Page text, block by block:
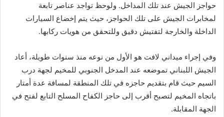
حواجز الجيش عند تلك المداخل. ولوحظ تواجد عناصر تابعة
لمخابرات الجيش على تلك الحواجز، حيث يتم إخضاع السيارات
الداخلة والخارجة لتفتيش دقيق وللتحقق من هويات ركابها.
وفي إجراء ميداني لافت هو الأول من نوعه منذ سنوات طويلة، أعاد
الجيش اللبناني تموضعه عند المدخل الجنوبي للمخيم لجهة درب
السيم حيث قام بتقديم حاجزه في تلك المنطقة لمسافة عدة أمتار
باتجاه المخيم لتصبح أقرب إلى حاجز الكفاح المسلح التابع لفتح في
الجهة المقابلة.